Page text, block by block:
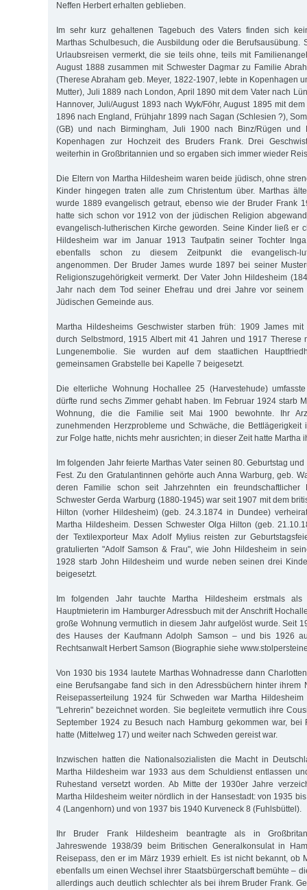
Neffen Herbert erhalten geblieben.
Im sehr kurz gehaltenen Tagebuch des Vaters finden sich
Marthas Schulbesuch, die Ausbildung oder die Berufsausübung.
Urlaubsreisen vermerkt, die sie teils ohne, teils mit
August 1888 zusammen mit Schwester Dagmar zu Familie
(Therese Abraham geb. Meyer, 1822-1907, lebte in Kopenhagen
Mutter), Juli 1889 nach London, April 1890 mit dem Vater nach
Hannover, Juli/August 1893 nach Wyk/Föhr, August 1895 mit
1896 nach England, Frühjahr 1899 nach Sagan (Schlesien ?),
(GB) und nach Birmingham, Juli 1900 nach Binz/Rügen und
Kopenhagen zur Hochzeit des Bruders Frank. Drei
weiterhin in Großbritannien und so ergaben sich immer wieder
Die Eltern von Martha Hildesheim waren beide jüdisch, ohne
Kinder hingegen traten alle zum Christentum über. Marthas
wurde 1889 evangelisch getraut, ebenso wie der Bruder Frank
hatte sich schon vor 1912 von der jüdischen Religion
evangelisch-lutherischen Kirche geworden. Seine Kinder ließ er
Hildesheim war im Januar 1913 Taufpatin seiner Tochter
ebenfalls schon zu diesem Zeitpunkt die evangelisch-
angenommen. Der Bruder James wurde 1897 bei seiner
Religionszugehörigkeit vermerkt. Der Vater John Hildesheim
Jahr nach dem Tod seiner Ehefrau und drei Jahre vor
Jüdischen Gemeinde aus.
Martha Hildesheims Geschwister starben früh: 1909 James
durch Selbstmord, 1915 Albert mit 41 Jahren und 1917 Therese
Lungenembolie. Sie wurden auf dem staatlichen
gemeinsamen Grabstelle bei Kapelle 7 beigesetzt.
Die elterliche Wohnung Hochallee 25 (Harvestehude)
dürfte rund sechs Zimmer gehabt haben. Im Februar 1924 starb
Wohnung, die die Familie seit Mai 1900 bewohnte. Ihr
zunehmenden Herzprobleme und Schwäche, die Bettlägerigkeit
zur Folge hatte, nichts mehr ausrichten; in dieser Zeit hatte Martha
Im folgenden Jahr feierte Marthas Vater seinen 80. Geburtstag
Fest. Zu den Gratulantinnen gehörte auch Anna Warburg, geb.
deren Familie schon seit Jahrzehnten ein freundschaftlicher
Schwester Gerda Warburg (1880-1945) war seit 1907 mit dem
Hilton (vorher Hildesheim) (geb. 24.3.1874 in Dundee)
Martha Hildesheim. Dessen Schwester Olga Hilton (geb.
der Textilexporteur Max Adolf Mylius reisten zur
gratulierten "Adolf Samson & Frau", wie John Hildesheim in
1928 starb John Hildesheim und wurde neben seinen drei
beigesetzt.
Im folgenden Jahr tauchte Martha Hildesheim erstmals als
Hauptmieterin im Hamburger Adressbuch mit der Anschrift
große Wohnung vermutlich in diesem Jahr aufgelöst wurde. Seit
des Hauses der Kaufmann Adolph Samson – und bis 1926
Rechtsanwalt Herbert Samson (Biographie siehe
Von 1930 bis 1934 lautete Marthas Wohnadresse dann
eine Berufsangabe fand sich in den Adressbüchern hinter ihrem
Reisepasserteilung 1924 für Schweden war Martha
"Lehrerin" bezeichnet worden. Sie begleitete vermutlich ihre
September 1924 zu Besuch nach Hamburg gekommen war, bei
hatte (Mittelweg 17) und weiter nach Schweden gereist war.
Inzwischen hatten die Nationalsozialisten die Macht in
Martha Hildesheim war 1933 aus dem Schuldienst entlassen
Ruhestand versetzt worden. Ab Mitte der 1930er Jahre
Martha Hildesheim weiter nördlich in der Hansestadt: von 1935
4 (Langenhorn) und von 1937 bis 1940 Kurveneck 8 (Fuhlsbüttel).
Ihr Bruder Frank Hildesheim beantragte als in
Jahreswende 1938/39 beim Britischen Generalkonsulat in
Reisepass, den er im März 1939 erhielt. Es ist nicht bekannt, ob
ebenfalls um einen Wechsel ihrer Staatsbürgerschaft bemühte –
allerdings auch deutlich schlechter als bei ihrem Bruder Frank.